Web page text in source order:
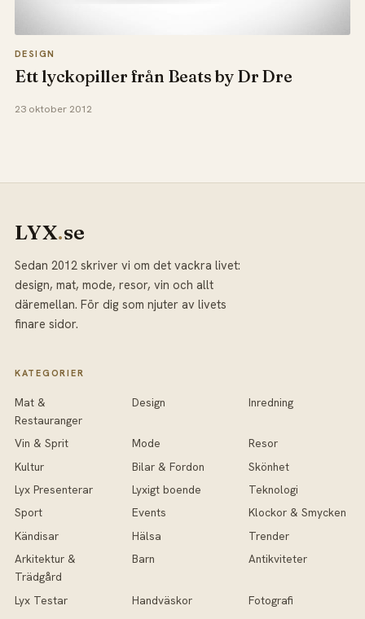
DESIGN
Ett lyckopiller från Beats by Dr Dre
23 oktober 2012
LYX.se
Sedan 2012 skriver vi om det vackra livet:
design, mat, mode, resor, vin och allt
däremellan. För dig som njuter av livets
finare sidor.
KATEGORIER
Mat &
Restauranger
Design Inredning
Vin & Sprit Mode
Resor
Kultur
Bilar & Fordon
Skönhet
Lyx Presenterar
Lyxigt boende
Teknologi
Sport
Events
Klockor & Smycken
Kändisar
Hälsa
Trender
Arkitektur &
Trädgård
Barn Antikviteter
Lyx Testar Handväskor
Fotografi